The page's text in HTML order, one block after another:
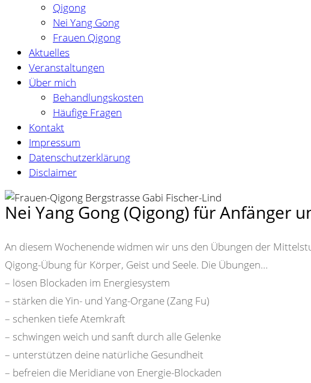
Qigong
Nei Yang Gong
Frauen Qigong
Aktuelles
Veranstaltungen
Über mich
Behandlungskosten
Häufige Fragen
Kontakt
Impressum
Datenschutzerklärung
Disclaimer
Nei Yang Gong (Qigong) für Anfänger
An diesem Wochenende widmen wir uns den Übungen der
Qigong-Übung für Körper, Geist und Seele. Die Übungen…
– lösen Blockaden im Energiesystem
– stärken die Yin- und Yang-Organe (Zang Fu)
– schenken tiefe Atemkraft
– schwingen weich und sanft durch alle Gelenke
– unterstützen deine natürliche Gesundheit
– befreien die Meridiane von Energie-Blockaden